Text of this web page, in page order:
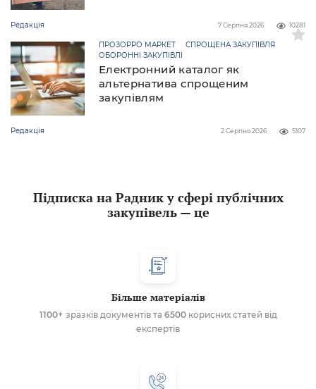
Редакція 10281
7 Серпня 2026
Електронний каталог як
альтернатива спрощеним
закупівлям
ПРОЗОРРО МАРКЕТ
СПРОЩЕНА ЗАКУПІВЛЯ
ОБОРОННІ ЗАКУПІВЛІ
Редакція 5107
2 Серпня 2026
Підписка на Радник у сфері публічних
закупівель — це
Більше матеріалів
1100+ зразків документів та 6500корисних статей від
експертів